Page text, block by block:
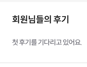
회원님들의 후기
첫 후기를 기다리고 있어요.